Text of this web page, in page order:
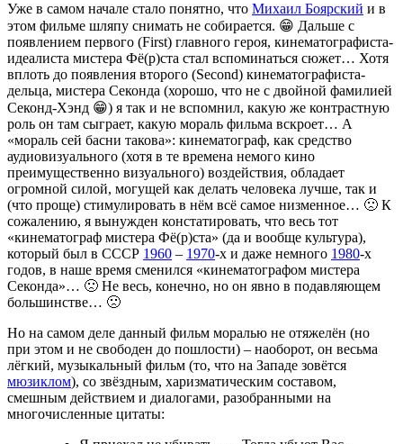
Уже в самом начале стало понятно, что Михаил Боярский и в
этом фильме шляпу снимать не собирается. 😁 Дальше с
появлением первого (First) главного героя, кинематографиста-
идеалиста мистера Фё(р)ста стал вспоминаться сюжет… Хотя
вплоть до появления второго (Second) кинематографиста-
дельца, мистера Секонда (хорошо, что не с двойной фамилией
Секонд-Хэнд 😁) я так и не вспомнил, какую же контрастную
роль он там сыграет, какую мораль фильма вскроет… А
«мораль сей басни такова»: кинематограф, как средство
аудиовизуального (хотя в те времена немого кино
преимущественно визуального) воздействия, обладает
огромной силой, могущей как делать человека лучше, так и
(что проще) стимулировать в нём всё самое низменное… 🙁 К
сожалению, я вынужден констатировать, что весь тот
«кинематограф мистера Фё(р)ста» (да и вообще культура),
который был в СССР 1960 – 1970-х и даже немного 1980-х
годов, в наше время сменился «кинематографом мистера
Секонда»… 🙁 Не весь, конечно, но он явно в подавляющем
большинстве… 🙁
Но на самом деле данный фильм моралью не отяжелён (но
при этом и не свободен до пошлости) – наоборот, он весьма
лёгкий, музыкальный фильм (то, что на Западе зовётся
мюзиклом), со звёздным, харизматическим составом,
смешным действием и диалогами, разобранными на
многочисленные цитаты: